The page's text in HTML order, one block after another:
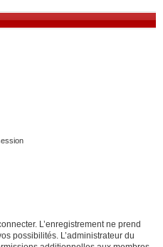
L’enregistrement ne prend
possibilités. L’administrateur du